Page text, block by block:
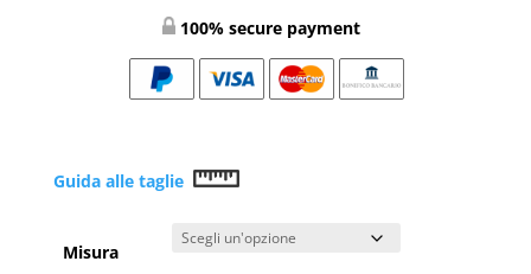
100% secure payment
Guida alle taglie
Misura